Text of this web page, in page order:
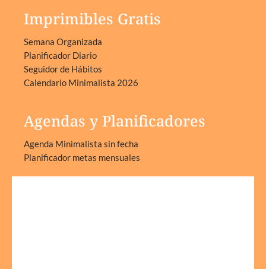
Imprimibles Gratis
Semana Organizada
Planificador Diario
Seguidor de Hábitos
Calendario Minimalista 2026
Agendas y Planificadores
Agenda Minimalista sin fecha
Planificador metas mensuales